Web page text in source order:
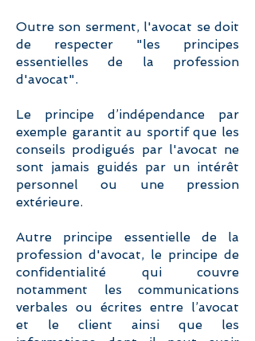
Outre son serment, l'avocat se doit
de respecter "les principes
essentielles de la profession
d'avocat".
Le principe d’indépendance par
exemple garantit au sportif que les
conseils prodigués par l'avocat ne
sont jamais guidés par un intérêt
personnel ou une pression
extérieure.
Autre principe essentielle de la
profession d'avocat, le principe de
confidentialité qui couvre
notamment les communications
verbales ou écrites entre l’avocat
et le client ainsi que les